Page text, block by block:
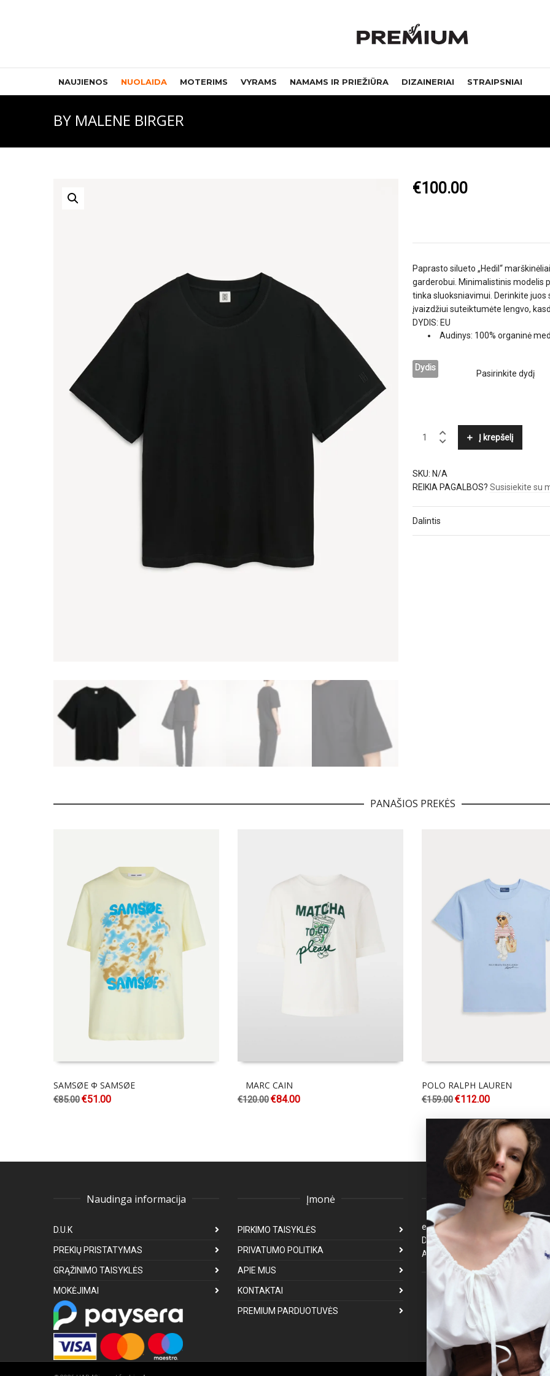
NAUJIENOS NUOLAIDA MOTERIMS VYRAMS NAMAMS IR PRIEŽIŪRA DIZAINERIAI STRAIPSNIAI
BY MALENE BIRGER
€100.00
Paprasto silueto „Hedil“
garderobui. Minimalistinis modelis
tinka sluoksniavimui. Derinkite
įvaizdžiui suteiktumėte lengvo,
DYDIS: EU
Audinys: 100% organinė
Dydis
MALENE
Į krepšelį
SKU: N/A
REIKIA PAGALBOS? Susisiekite su
Dalintis
PANAŠIOS PREKĖS
SAMSØE Φ SAMSØE
€85.00€51.00
MARC CAIN
€120.00€84.00
POLO RALPH LAUREN
€159.00€112.00
Naudinga informacija
D.U.K
PREKIŲ PRISTATYMAS
GRĄŽINIMO TAISYKLĖS
MOKĖJIMAI
Įmonė
PIRKIMO TAISYKLĖS
PRIVATUMO POLITIKA
APIE MUS
KONTAKTAI
PREMIUM PARDUOTUVĖS
Klientų aptarnavimas
Darbo laikas: I-V 8:00-17:00
Atsakymas per 1-3 darbo dienas
Mus galite rasti